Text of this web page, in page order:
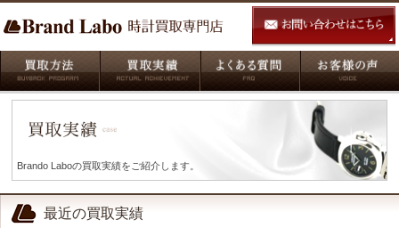
Brando Laboの買取実績をご紹介します。
最近の買取実績